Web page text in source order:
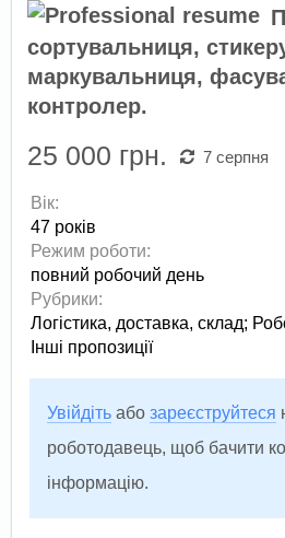
сортувальниця,
маркувальниця,
контролер.
25 000 грн. 7 серпня
Вік:
47 років
Режим роботи:
повний робочий день
Рубрики:
Логістика, доставка, склад;
Інші пропозиції
Увійдіть абозареєструйтеся
роботодавець, щоб бачити
інформацію.